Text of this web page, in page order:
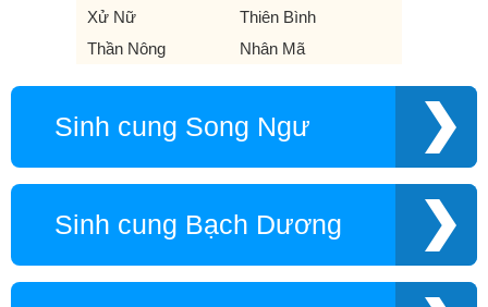
Xử Nữ
Thiên Bình
Thần Nông
Nhân Mã
Sinh cung Song Ngư
Sinh cung Bạch Dương